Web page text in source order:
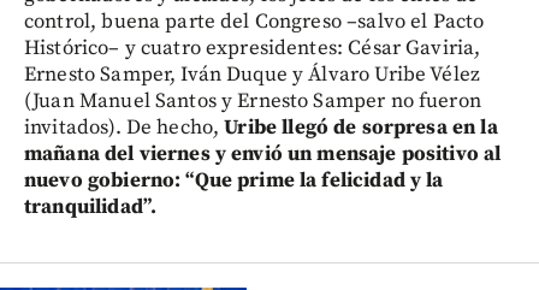
control, buena parte del Congreso –salvo el Pacto
Histórico– y cuatro expresidentes: César Gaviria,
Ernesto Samper, Iván Duque y Álvaro Uribe Vélez
(Juan Manuel Santos y Ernesto Samper no fueron
invitados). De hecho,Uribe llegó de sorpresa en la
mañana del viernes y envió un mensaje positivo al
nuevo gobierno: “Que prime la felicidad y la
tranquilidad”.